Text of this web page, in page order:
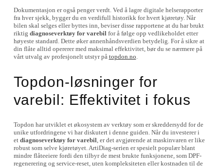
Dokumentasjon er også penger verdt. Ved å lagre digitale helserapporter
fra hver sjekk, bygger du en verdifull historikk for hvert kjøretøy. Når
bilen skal selges eller byttes inn, beviser disse rapportene at du har brukt
riktig diagnoseverktøy for varebil for å følge opp vedlikeholdet etter
høyeste standard. Dette øker annenhåndsverdien betydelig. For å sikre at
din flåte alltid opererer med maksimal effektivitet, bør du se nærmere på
vårt utvalg av profesjonelt utstyr på topdon.no
Topdon-løsninger for
varebil: Effektivitet i fokus
Topdon har utviklet et økosystem av verktøy som er skreddersydd for de
unike utfordringene vi har diskutert i denne guiden. Når du investerer i
et diagnoseverktøy for varebil , er det avgjørende at maskinvaren er like
robust som selve kjøretøyet. ArtiDiag-serien er spesielt populær blant
mindre flåteeiere fordi den tilbyr de mest brukte funksjonene, som DPF-
regenerering og service-reset, uten kompleksiteten eller kostnaden til de